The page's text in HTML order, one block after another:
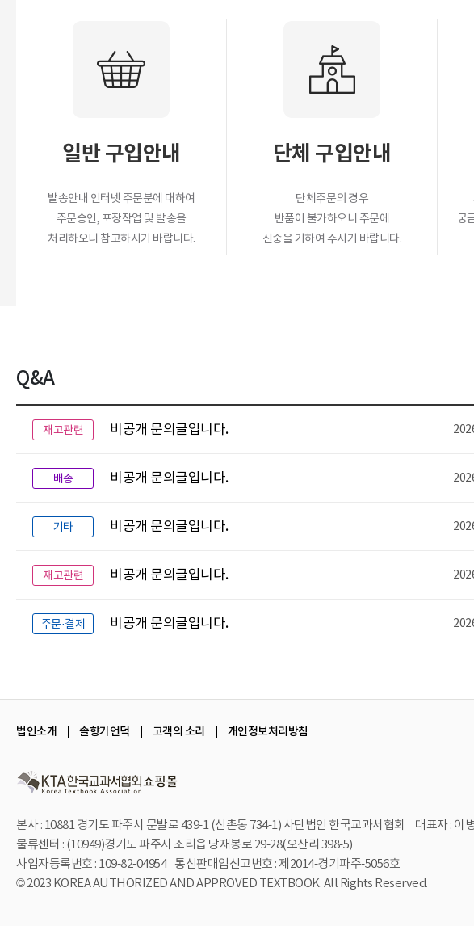
일반 구입안내
발송안내 인터넷 주문분에 대하여
주문승인, 포장작업 및 발송을
처리하오니 참고하시기 바랍니다.
단체 구입안내
단체주문의 경우
반품이 불가하오니 주문에
신중을 기하여 주시기 바랍니다.
궁
Q&A
재고관련 비공개 문의글입니다.
배송 비공개 문의글입니다.
기타 비공개 문의글입니다.
재고관련 비공개 문의글입니다.
주문·결제 비공개 문의글입니다.
법인소개 솔향기언덕 고객의 소리 개인정보처리방침
본사 : 10881 경기도 파주시 문발로 439-1 (신촌동 734-1)사단법인 한국교과서협회 대표자 : 이
물류센터 : (10949)경기도 파주시 조리읍 당재봉로 29-28(오산리 398-5)
사업자등록번호 : 109-82-04954
통신판매업신고번호 : 제2014-경기파주-5056호
© 2023 KOREA AUTHORIZED AND APPROVED TEXTBOOK. All Rights Reserved.